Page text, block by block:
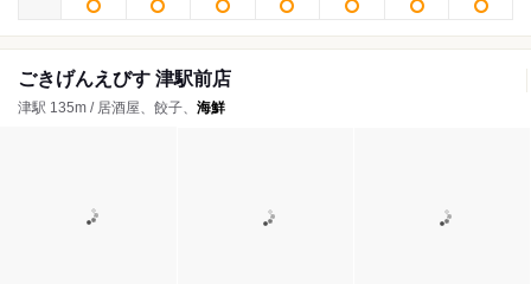
ごきげんえびす 津駅前店
津駅 135m / 居酒屋、餃子、 海鮮